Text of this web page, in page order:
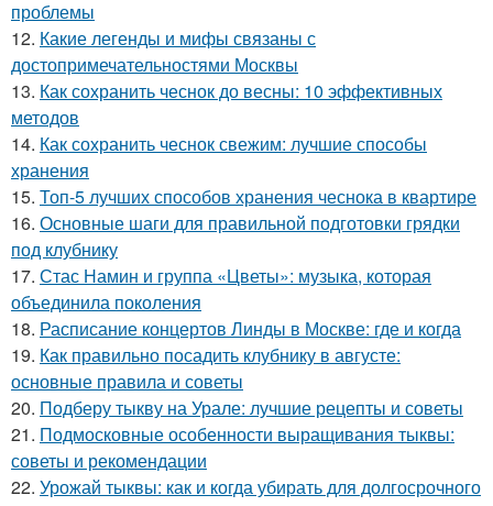
проблемы
12. Какие легенды и мифы связаны с
достопримечательностями Москвы
13. Как сохранить чеснок до весны: 10 эффективных
методов
14. Как сохранить чеснок свежим: лучшие способы
хранения
15. Топ-5 лучших способов хранения чеснока в квартире
16. Основные шаги для правильной подготовки грядки
под клубнику
17. Стас Намин и группа «Цветы»: музыка, которая
объединила поколения
18. Расписание концертов Линды в Москве: где и когда
19. Как правильно посадить клубнику в августе:
основные правила и советы
20. Подберу тыкву на Урале: лучшие рецепты и советы
21. Подмосковные особенности выращивания тыквы:
советы и рекомендации
22. Урожай тыквы: как и когда убирать для долгосрочного